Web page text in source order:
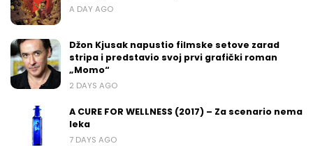
A DAY AGO
Džon Kjusak napustio filmske setove zarad
stripa i predstavio svoj prvi grafički roman
„Momo“
2 DAYS AGO
A CURE FOR WELLNESS (2017) – Za scenario nema
leka
7 DAYS AGO